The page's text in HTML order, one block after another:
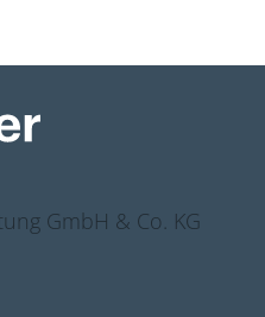
GmbH & Co. KG